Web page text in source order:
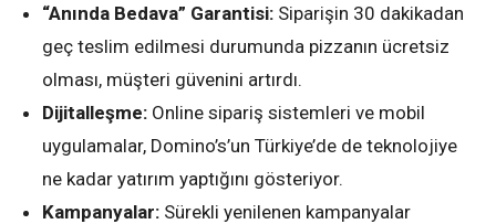
“Anında Bedava” Garantisi: Siparişin 30 dakikadan
geç teslim edilmesi durumunda pizzanın ücretsiz
olması, müşteri güvenini artırdı.
Dijitalleşme: Online sipariş sistemleri ve mobil
uygulamalar, Domino’s’un Türkiye’de de teknolojiye
ne kadar yatırım yaptığını gösteriyor.
Kampanyalar: Sürekli yenilenen kampanyalar